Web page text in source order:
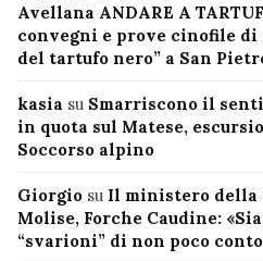
Avellana ANDARE A
convegni e prove cinofile
del tartufo nero” a San
kasia su Smarriscono il
in quota sul Matese,
Soccorso alpino
Giorgio su Il ministero della
Molise, Forche Caudine:
“svarioni” di non poco